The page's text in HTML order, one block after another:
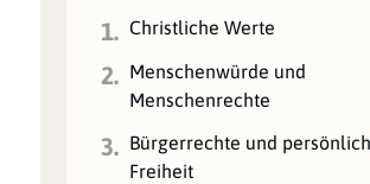
1. Christliche Werte
2. Menschenwürde und
Menschenrechte
3. Bürgerrechte und
Freiheit